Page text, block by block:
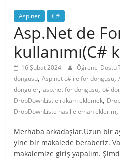
Asp.net C#
Asp.Net de
kullanımı(C#
16 Şubat 2024 Öğrenci Dostu
döngüsü,Asp.net c# ile for döngüsü,
döngüler,asp.net for döngüsü,c#
DropDownList e rakam eklemek,
DropDownListe nasıl eleman eklerim,
Merhaba arkadaşlar.Uzun bir
yine bir makalede beraberiz.
makalemize giriş yapalım.